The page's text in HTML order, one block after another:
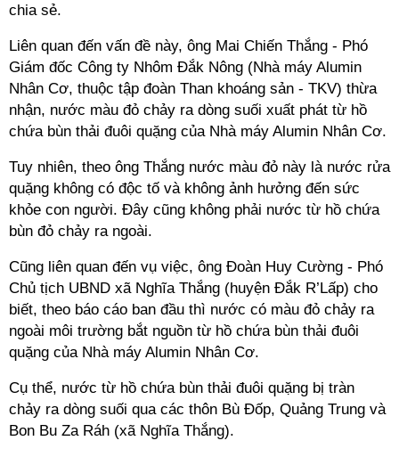
chia sẻ.
Liên quan đến vấn đề này, ông Mai Chiến Thắng - Phó
Giám đốc Công ty Nhôm Đắk Nông (Nhà máy Alumin
Nhân Cơ, thuộc tập đoàn Than khoáng sản - TKV) thừa
nhận, nước màu đỏ chảy ra dòng suối xuất phát từ hồ
chứa bùn thải đuôi quặng của Nhà máy Alumin Nhân Cơ.
Tuy nhiên, theo ông Thắng nước màu đỏ này là nước rửa
quặng không có độc tố và không ảnh hưởng đến sức
khỏe con người. Đây cũng không phải nước từ hồ chứa
bùn đỏ chảy ra ngoài.
Cũng liên quan đến vụ việc, ông Đoàn Huy Cường - Phó
Chủ tịch UBND xã Nghĩa Thắng (huyện Đắk R’Lấp) cho
biết, theo báo cáo ban đầu thì nước có màu đỏ chảy ra
ngoài môi trường bắt nguồn từ hồ chứa bùn thải đuôi
quặng của Nhà máy Alumin Nhân Cơ.
Cụ thể, nước từ hồ chứa bùn thải đuôi quặng bị tràn
chảy ra dòng suối qua các thôn Bù Đốp, Quảng Trung và
Bon Bu Za Ráh (xã Nghĩa Thắng).